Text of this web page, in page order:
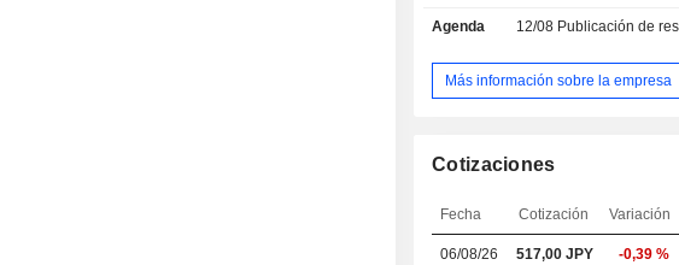
desechables, lentes de
ópticos. Los productos para el
lentes de contacto incluyen
de almacenamiento y otros. Los
gafas, lentes intraoculares y otros.
Agenda 12/08 Publicación de
Más información sobre la empresa
Cotizaciones
Fecha Cotización Variación
06/08/26 517,00JPY -0,39 %